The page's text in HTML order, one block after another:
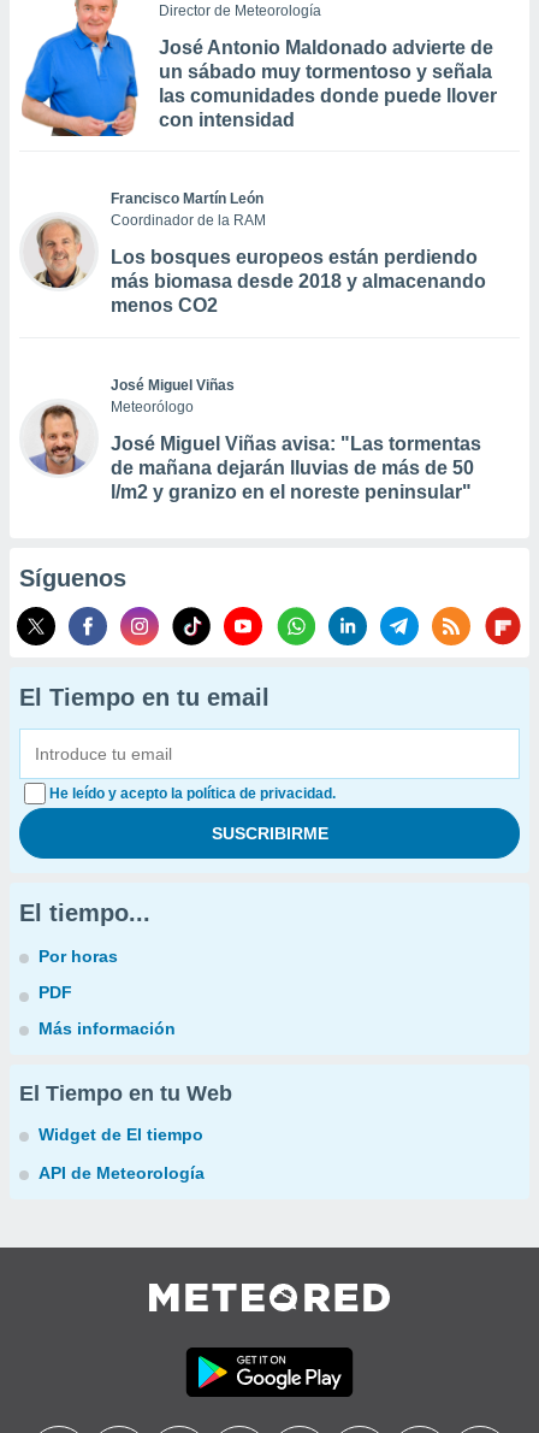
Director de Meteorología
José Antonio Maldonado advierte de
un sábado muy tormentoso y señala
las comunidades donde puede llover
con intensidad
Francisco Martín León
Coordinador de la RAM
Los bosques europeos están perdiendo
más biomasa desde 2018 y almacenando
menos CO2
José Miguel Viñas
Meteorólogo
José Miguel Viñas avisa: "Las tormentas
de mañana dejarán lluvias de más de 50
l/m2 y granizo en el noreste peninsular"
Síguenos
El Tiempo en tu email
He leído y acepto la política de privacidad.
El tiempo...
Por horas
PDF
Más información
El Tiempo en tu Web
Widget de El tiempo
API de Meteorología